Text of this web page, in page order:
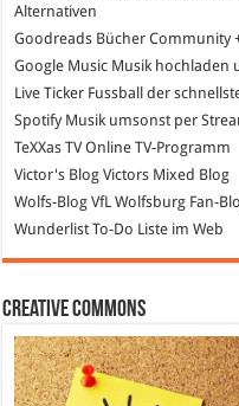
Alternativen
Goodreads Bücher Community
Google Music Musik hochladen
Live Ticker Fussball der
SpotifyMusik umsonst per
TeXXas TVOnline TV-Programm
Victor's Blog Victors Mixed Blog
Wolfs-Blog VfL Wolfsburg Fan-
Wunderlist To-Do Liste im Web
Creative Commons